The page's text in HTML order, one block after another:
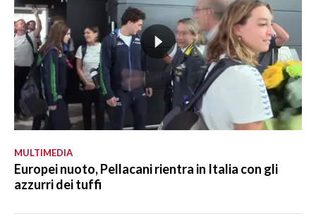
MULTIMEDIA
Europei nuoto, Pellacani rientra in Italia con gli
azzurri dei tuffi